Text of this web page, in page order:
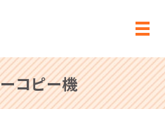
メ
コピー機